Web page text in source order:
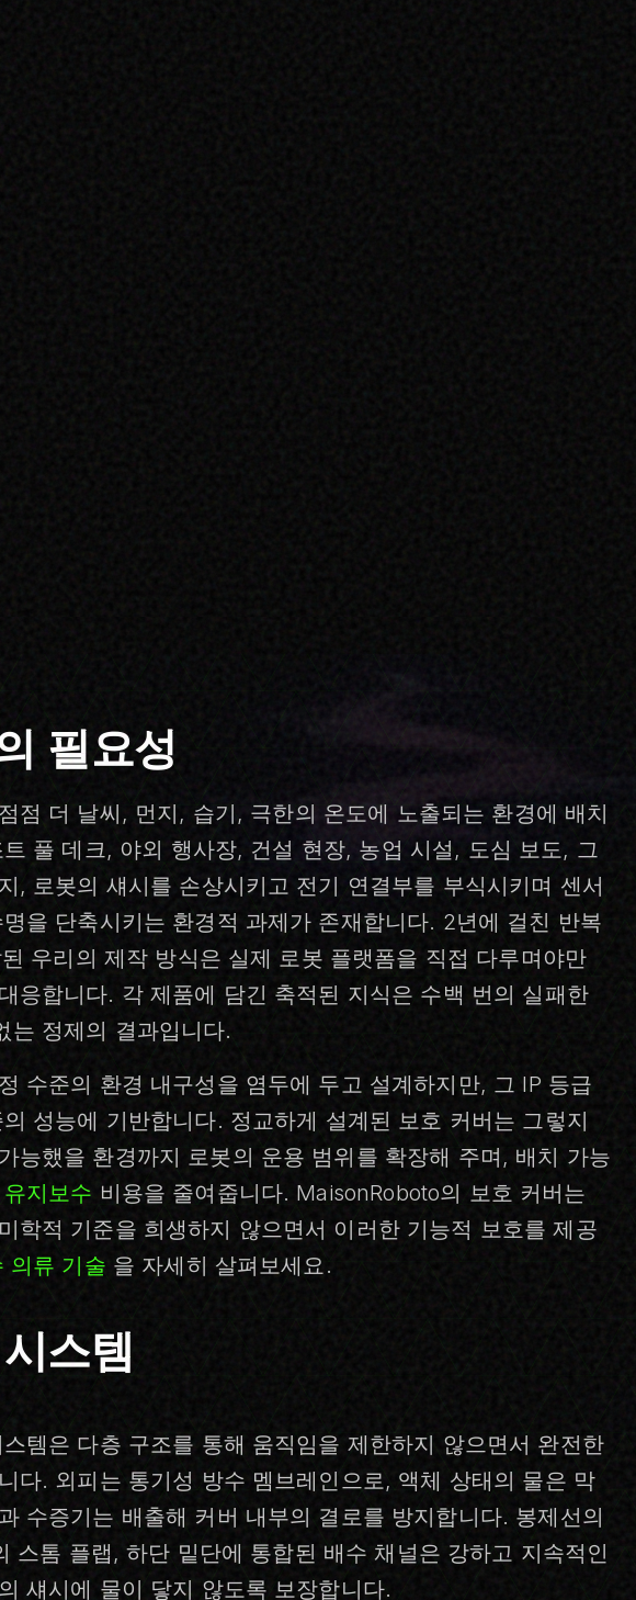
필요성
점 더 날씨, 먼지, 습기, 극한의 온도에 노출되는 환경에 배치
풀 데크, 야외 행사장, 건설 현장, 농업 시설, 도심 보도, 그
, 로봇의 섀시를 손상시키고 전기 연결부를 부식시키며 센서
을 단축시키는 환경적 과제가 존재합니다. 2년에 걸친 반복
우리의 제작 방식은 실제 로봇 플랫폼을 직접 다루며야만
응합니다. 각 제품에 담긴 축적된 지식은 수백 번의 실패한
는 정제의 결과입니다.
수준의 환경 내구성을 염두에 두고 설계하지만, 그 IP 등급
성능에 기반합니다. 정교하게 설계된 보호 커버는 그렇지
능했을 환경까지 로봇의 운용 범위를 확장해 주며, 배치 가능
유지보수 비용을 줄여줍니다. MaisonRoboto의 보호 커버는
학적 기준을 희생하지 않으면서 이러한 기능적 보호를 제공
의류 기술 을 자세히 살펴보세요.
스템
템은 다층 구조를 통해 움직임을 제한하지 않으면서 완전한
다. 외피는 통기성 방수 멤브레인으로, 액체 상태의 물은 막
수증기는 배출해 커버 내부의 결로를 방지합니다. 봉제선의
스톰 플랩, 하단 밑단에 통합된 배수 채널은 강하고 지속적인
섀시에 물이 닿지 않도록 보장합니다.